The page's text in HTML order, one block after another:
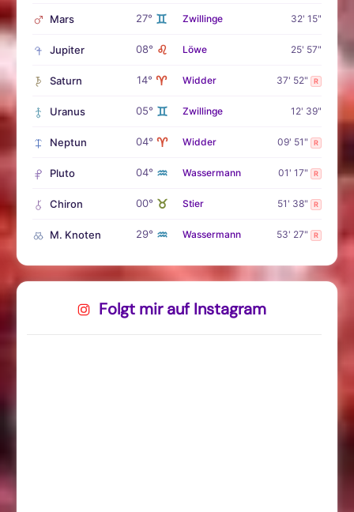
Mars 27° ♊ Zwillinge 32' 15"
Jupiter 08° ♌ Löwe 25' 57"
Saturn 14° ♈ Widder 37' 52" R
Uranus 05° ♊ Zwillinge 12' 39"
Neptun 04° ♈ Widder 09' 51" R
Pluto 04° ♒ Wassermann 01' 17" R
Chiron 00° ♉ Stier 51' 38" R
M. Knoten 29° ♒ Wassermann 53' 27" R
Folgt mir auf Instagram